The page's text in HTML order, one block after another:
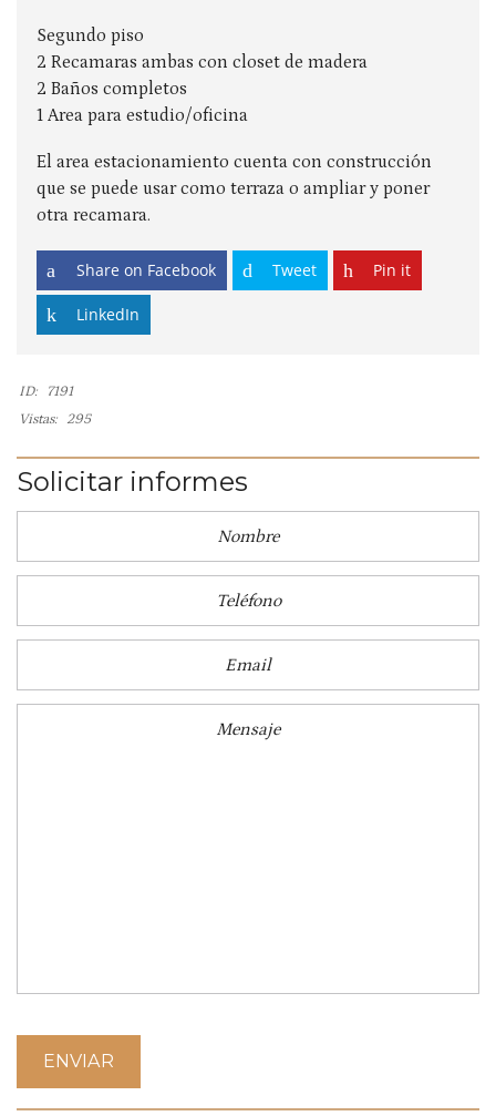
Segundo piso
2 Recamaras ambas con closet de madera
2 Baños completos
1 Area para estudio/oficina
El area estacionamiento cuenta con construcción
que se puede usar como terraza o ampliar y poner
otra recamara.
Share on Facebook Tweet Pin it
LinkedIn
ID:
7191
Vistas: 295
Solicitar informes